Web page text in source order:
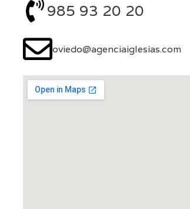
985 93 20 20
oviedo@agenciaiglesias.com